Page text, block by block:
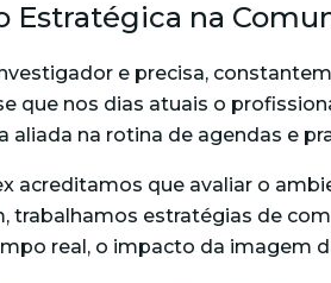
Estratégica na
e precisa,
que nos dias atuais o
aliada na rotina de agendas e
acreditamos que avaliar o
trabalhamos estratégias de
real, o impacto da imagem